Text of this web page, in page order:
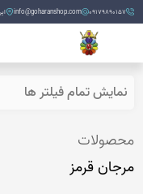
09179890157
info@goharanshop.com
نمایش تمام فیلتر ها
محصولات
مرجان قرمز